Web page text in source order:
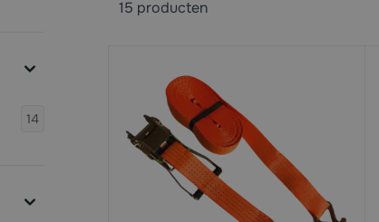
14 products available
15 producten